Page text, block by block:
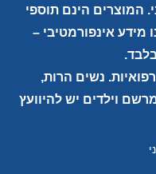
המוצרים הינם תוספי
מידע אינפורמטיבי –
נשים הרות,
וילדים יש להיוועץ